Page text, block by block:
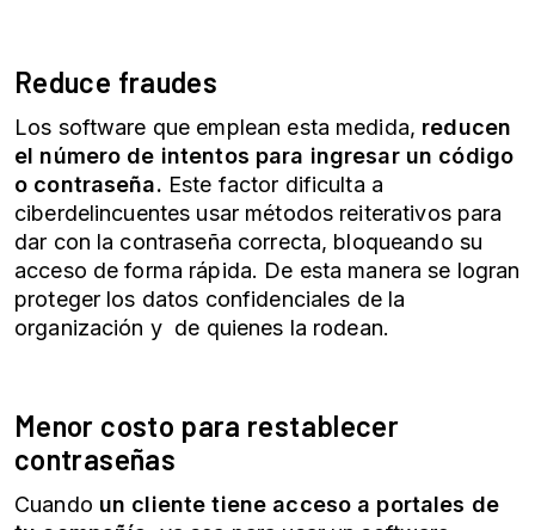
Reduce fraudes
Los software que emplean esta medida, reducen
el número de intentos para ingresar un código
o contraseña. Este factor dificulta a
ciberdelincuentes usar métodos reiterativos para
dar con la contraseña correcta, bloqueando su
acceso de forma rápida. De esta manera se logran
proteger los datos confidenciales de la
organización y de quienes la rodean.
Menor costo para restablecer
contraseñas
Cuando un cliente tiene acceso a portales de